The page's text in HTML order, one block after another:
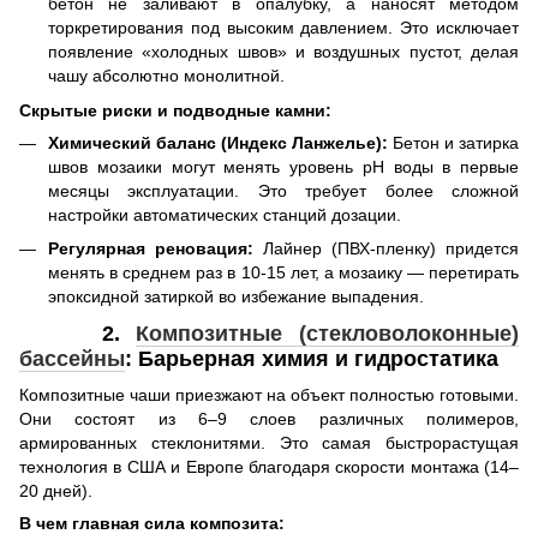
бетон не заливают в опалубку, а наносят методом
торкретирования под высоким давлением. Это исключает
появление «холодных швов» и воздушных пустот, делая
чашу абсолютно монолитной.
Скрытые риски и подводные камни:
Химический баланс (Индекс Ланжелье): Бетон и затирка
швов мозаики могут менять уровень pH воды в первые
месяцы эксплуатации. Это требует более сложной
настройки автоматических станций дозации.
Регулярная реновация: Лайнер (ПВХ-пленку) придется
менять в среднем раз в 10-15 лет, а мозаику — перетирать
эпоксидной затиркой во избежание выпадения.
2. Композитные (стекловолоконные)
бассейны: Барьерная химия и гидростатика
Композитные чаши приезжают на объект полностью готовыми.
Они состоят из 6–9 слоев различных полимеров,
армированных стеклонитями. Это самая быстрорастущая
технология в США и Европе благодаря скорости монтажа (14–
20 дней).
В чем главная сила композита: